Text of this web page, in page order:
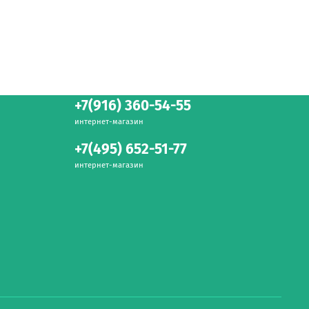
+7(916) 360-54-55
интернет-магазин
+7(495) 652-51-77
интернет-магазин